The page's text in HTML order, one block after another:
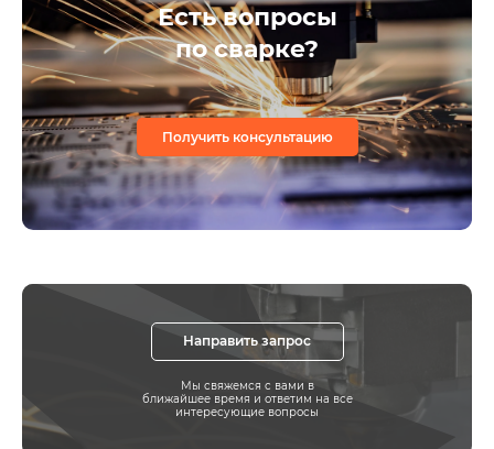
Есть вопросы
по сварке?
Получить консультацию
Направить запрос
Мы свяжемся с вами в
ближайшее время и ответим на все
интересующие вопросы